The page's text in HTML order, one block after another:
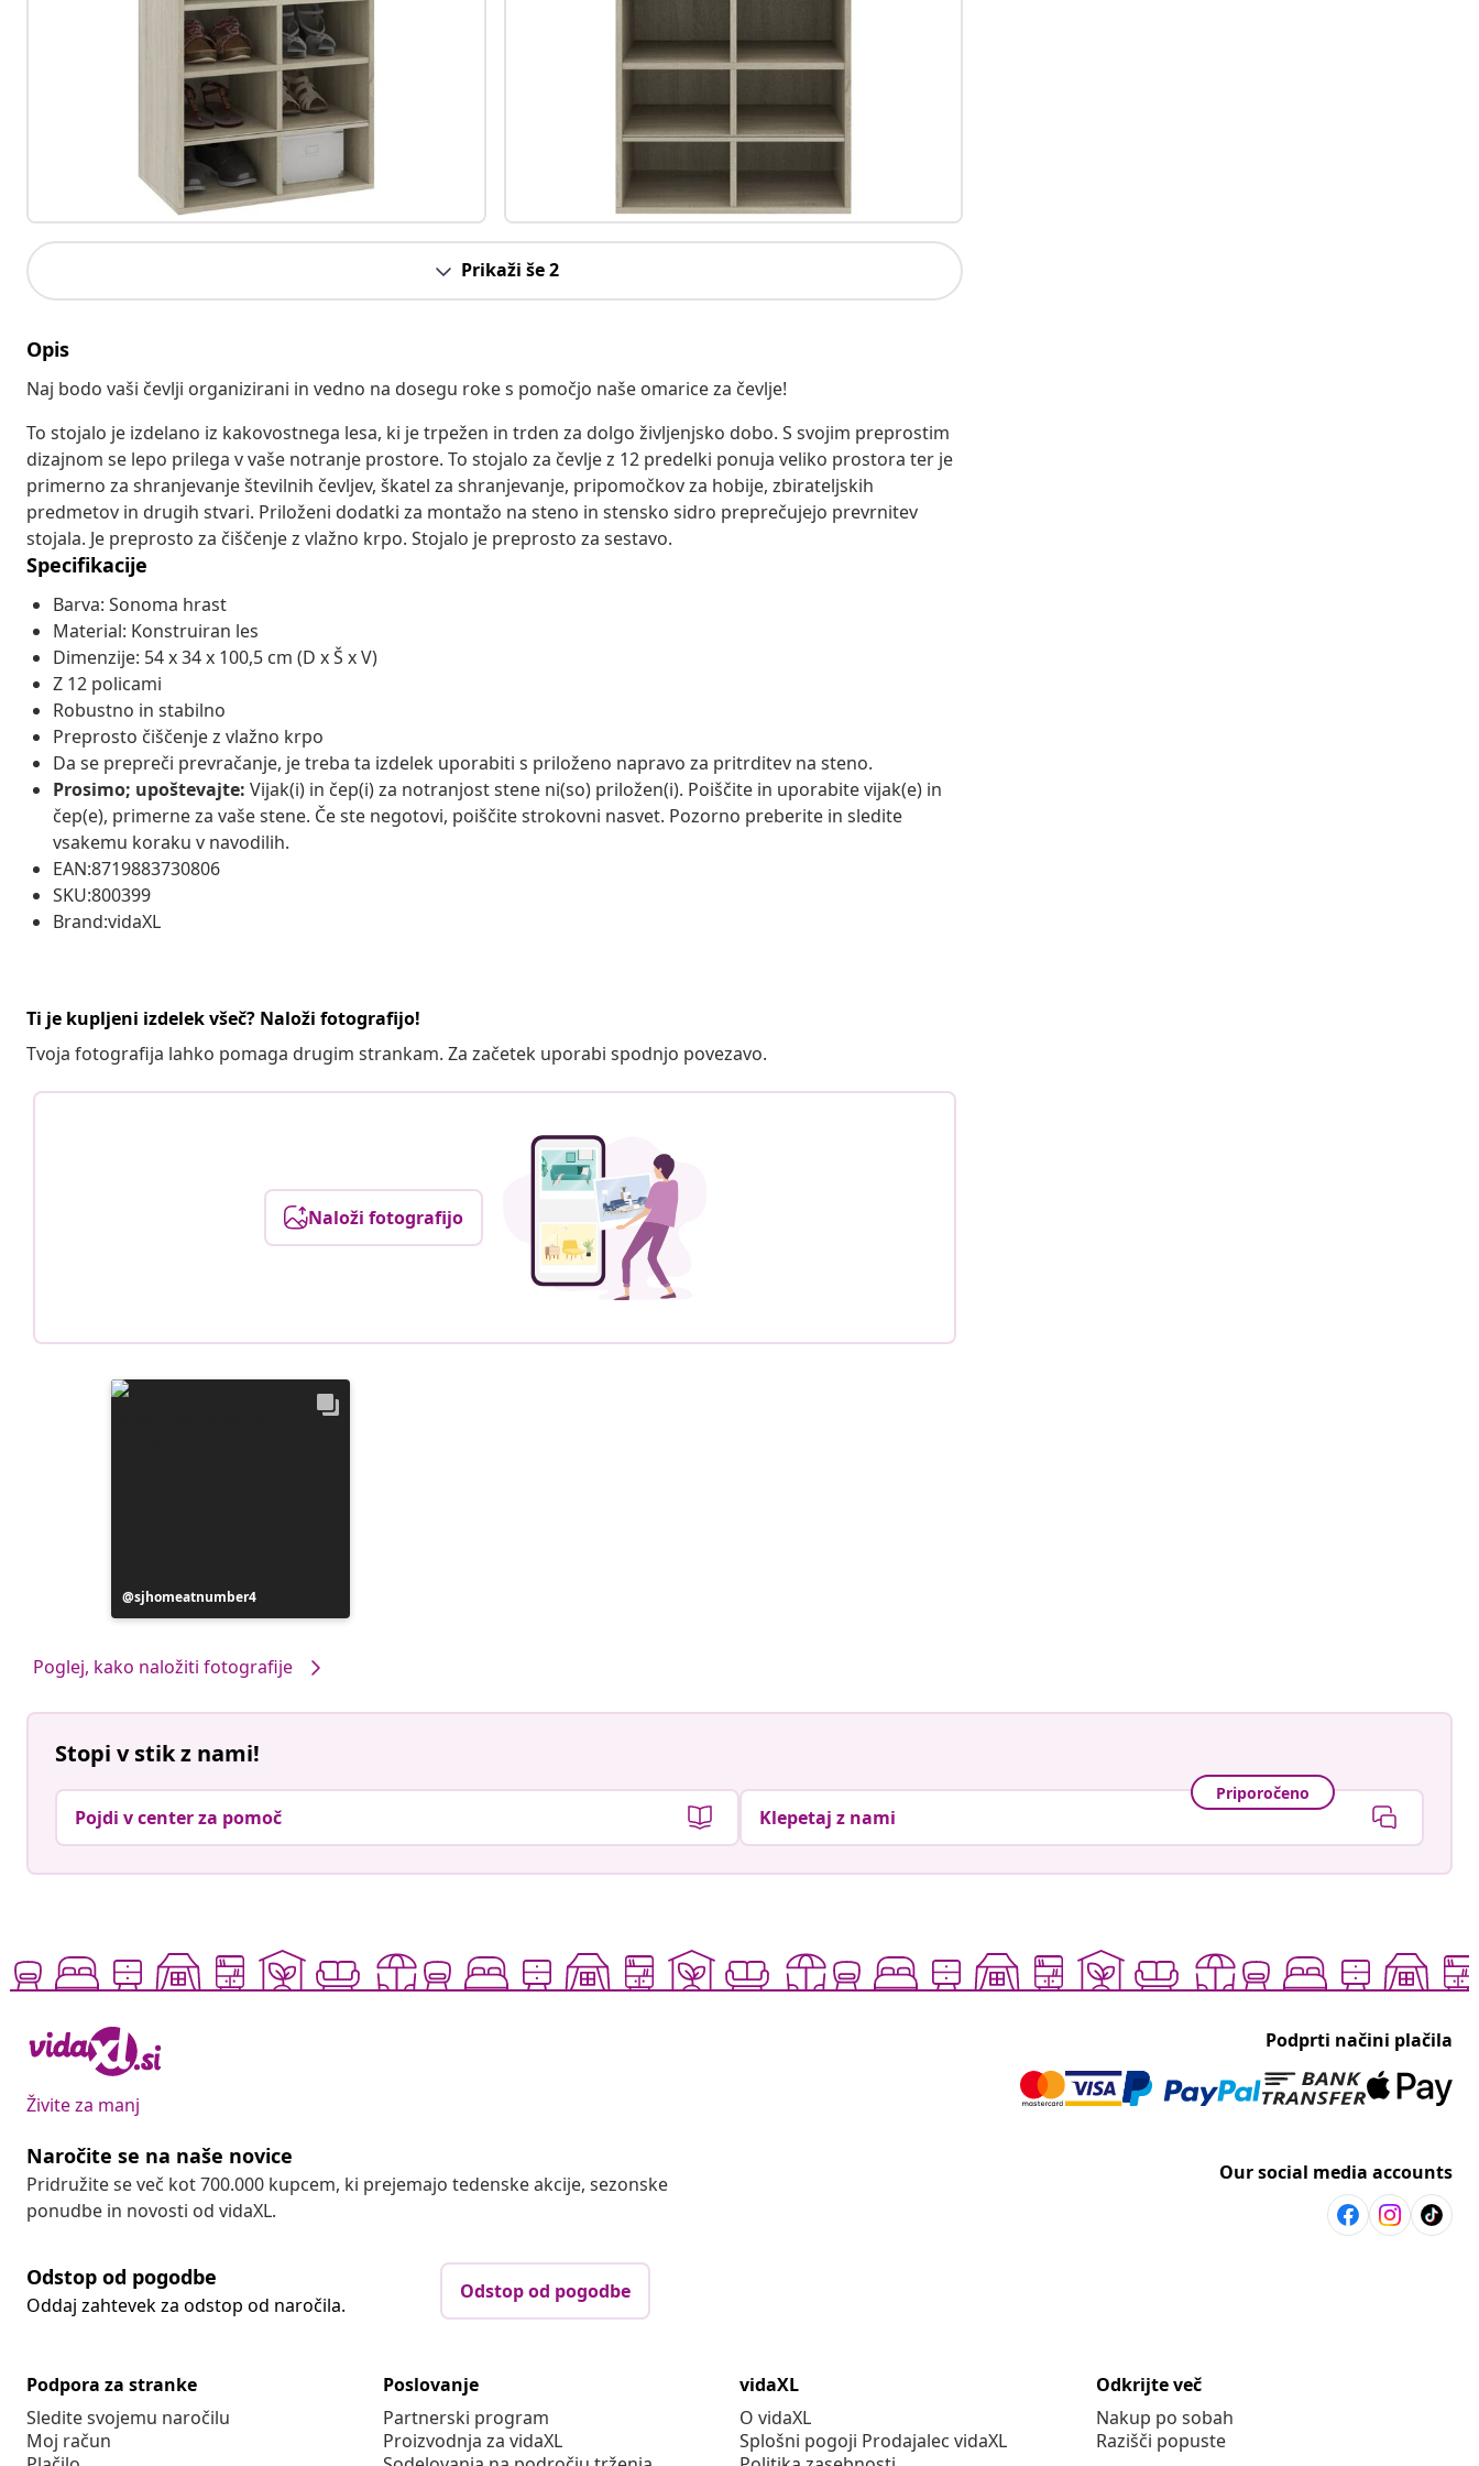
Prikaži še 2
Opis
Naj bodo vaši čevlji organizirani in vedno na dosegu roke s pomočjo naše omarice za čevlje!
To stojalo je izdelano iz kakovostnega lesa, ki je trpežen in trden za dolgo življenjsko dobo. S svojim preprostim
dizajnom se lepo prilega v vaše notranje prostore. To stojalo za čevlje z 12 predelki ponuja veliko prostora ter je
primerno za shranjevanje številnih čevljev, škatel za shranjevanje, pripomočkov za hobije, zbirateljskih
predmetov in drugih stvari. Priloženi dodatki za montažo na steno in stensko sidro preprečujejo prevrnitev
stojala. Je preprosto za čiščenje z vlažno krpo. Stojalo je preprosto za sestavo.
Specifikacije
Barva: Sonoma hrast
Material: Konstruiran les
Dimenzije: 54 x 34 x 100,5 cm (D x Š x V)
Z 12 policami
Robustno in stabilno
Preprosto čiščenje z vlažno krpo
Da se prepreči prevračanje, je treba ta izdelek uporabiti s priloženo napravo za pritrditev na steno.
Prosimo; upoštevajte: Vijak(i) in čep(i) za notranjost stene ni(so) priložen(i). Poiščite in uporabite vijak(e) in
čep(e), primerne za vaše stene. Če ste negotovi, poiščite strokovni nasvet. Pozorno preberite in sledite
vsakemu koraku v navodilih.
EAN:8719883730806
SKU:800399
Brand:vidaXL
Ti je kupljeni izdelek všeč? Naloži fotografijo!
Tvoja fotografija lahko pomaga drugim strankam. Za začetek uporabi spodnjo povezavo.
Naloži fotografijo
Objavo
je
sjhomeatnumber4
Poglej, kako naložiti fotografije
Stopi v stik z nami!
Pojdi v center za pomoč
Priporočeno
Klepetaj z nami
Živite za manj
Podprti načini plačila
Naročite se na naše novice
Pridružite se več kot 700.000 kupcem, ki prejemajo tedenske akcije, sezonske
ponudbe in novosti od vidaXL.
Our social media accounts
Odstop od pogodbe
Oddaj zahtevek za odstop od naročila.
Odstop od pogodbe
Podpora za stranke
Sledite svojemu naročilu
Moj račun
Poslovanje
Partnerski program
Proizvodnja za vidaXL
vidaXL
O vidaXL
Splošni pogoji Prodajalec vidaXL
Odkrijte več
Nakup po sobah
Razišči popuste